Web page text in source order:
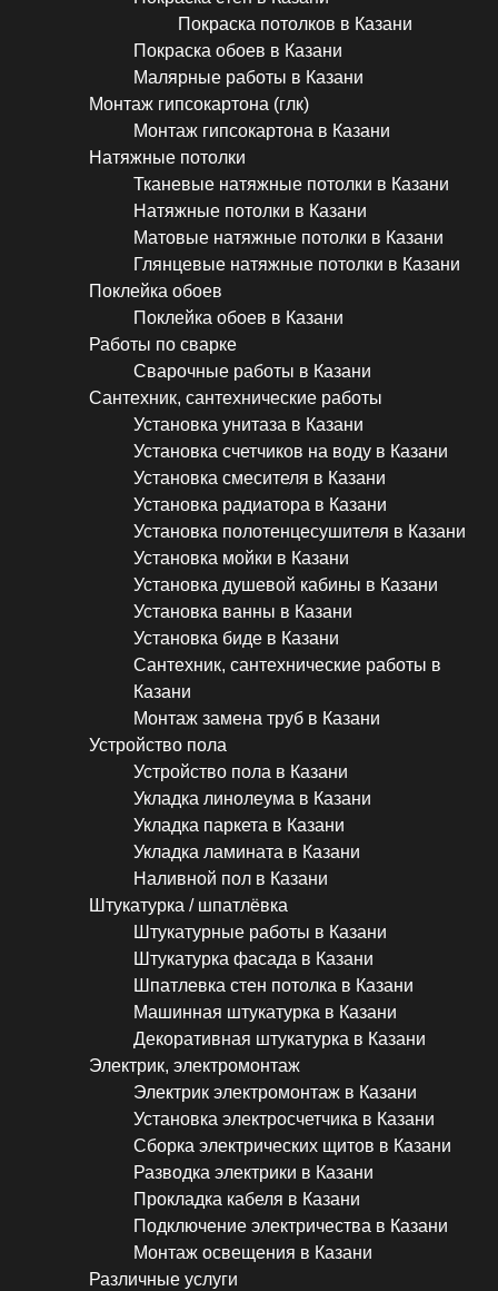
Покраска потолков в Казани
Покраска обоев в Казани
Малярные работы в Казани
Монтаж гипсокартона (глк)
Монтаж гипсокартона в Казани
Натяжные потолки
Тканевые натяжные потолки в Казани
Натяжные потолки в Казани
Матовые натяжные потолки в Казани
Глянцевые натяжные потолки в Казани
Поклейка обоев
Поклейка обоев в Казани
Работы по сварке
Сварочные работы в Казани
Сантехник, сантехнические работы
Установка унитаза в Казани
Установка счетчиков на воду в Казани
Установка смесителя в Казани
Установка радиатора в Казани
Установка полотенцесушителя в Казани
Установка мойки в Казани
Установка душевой кабины в Казани
Установка ванны в Казани
Установка биде в Казани
Сантехник, сантехнические работы в
Казани
Монтаж замена труб в Казани
Устройство пола
Устройство пола в Казани
Укладка линолеума в Казани
Укладка паркета в Казани
Укладка ламината в Казани
Наливной пол в Казани
Штукатурка / шпатлёвка
Штукатурные работы в Казани
Штукатурка фасада в Казани
Шпатлевка стен потолка в Казани
Машинная штукатурка в Казани
Декоративная штукатурка в Казани
Электрик, электромонтаж
Электрик электромонтаж в Казани
Установка электросчетчика в Казани
Сборка электрических щитов в Казани
Разводка электрики в Казани
Прокладка кабеля в Казани
Подключение электричества в Казани
Монтаж освещения в Казани
Различные услуги